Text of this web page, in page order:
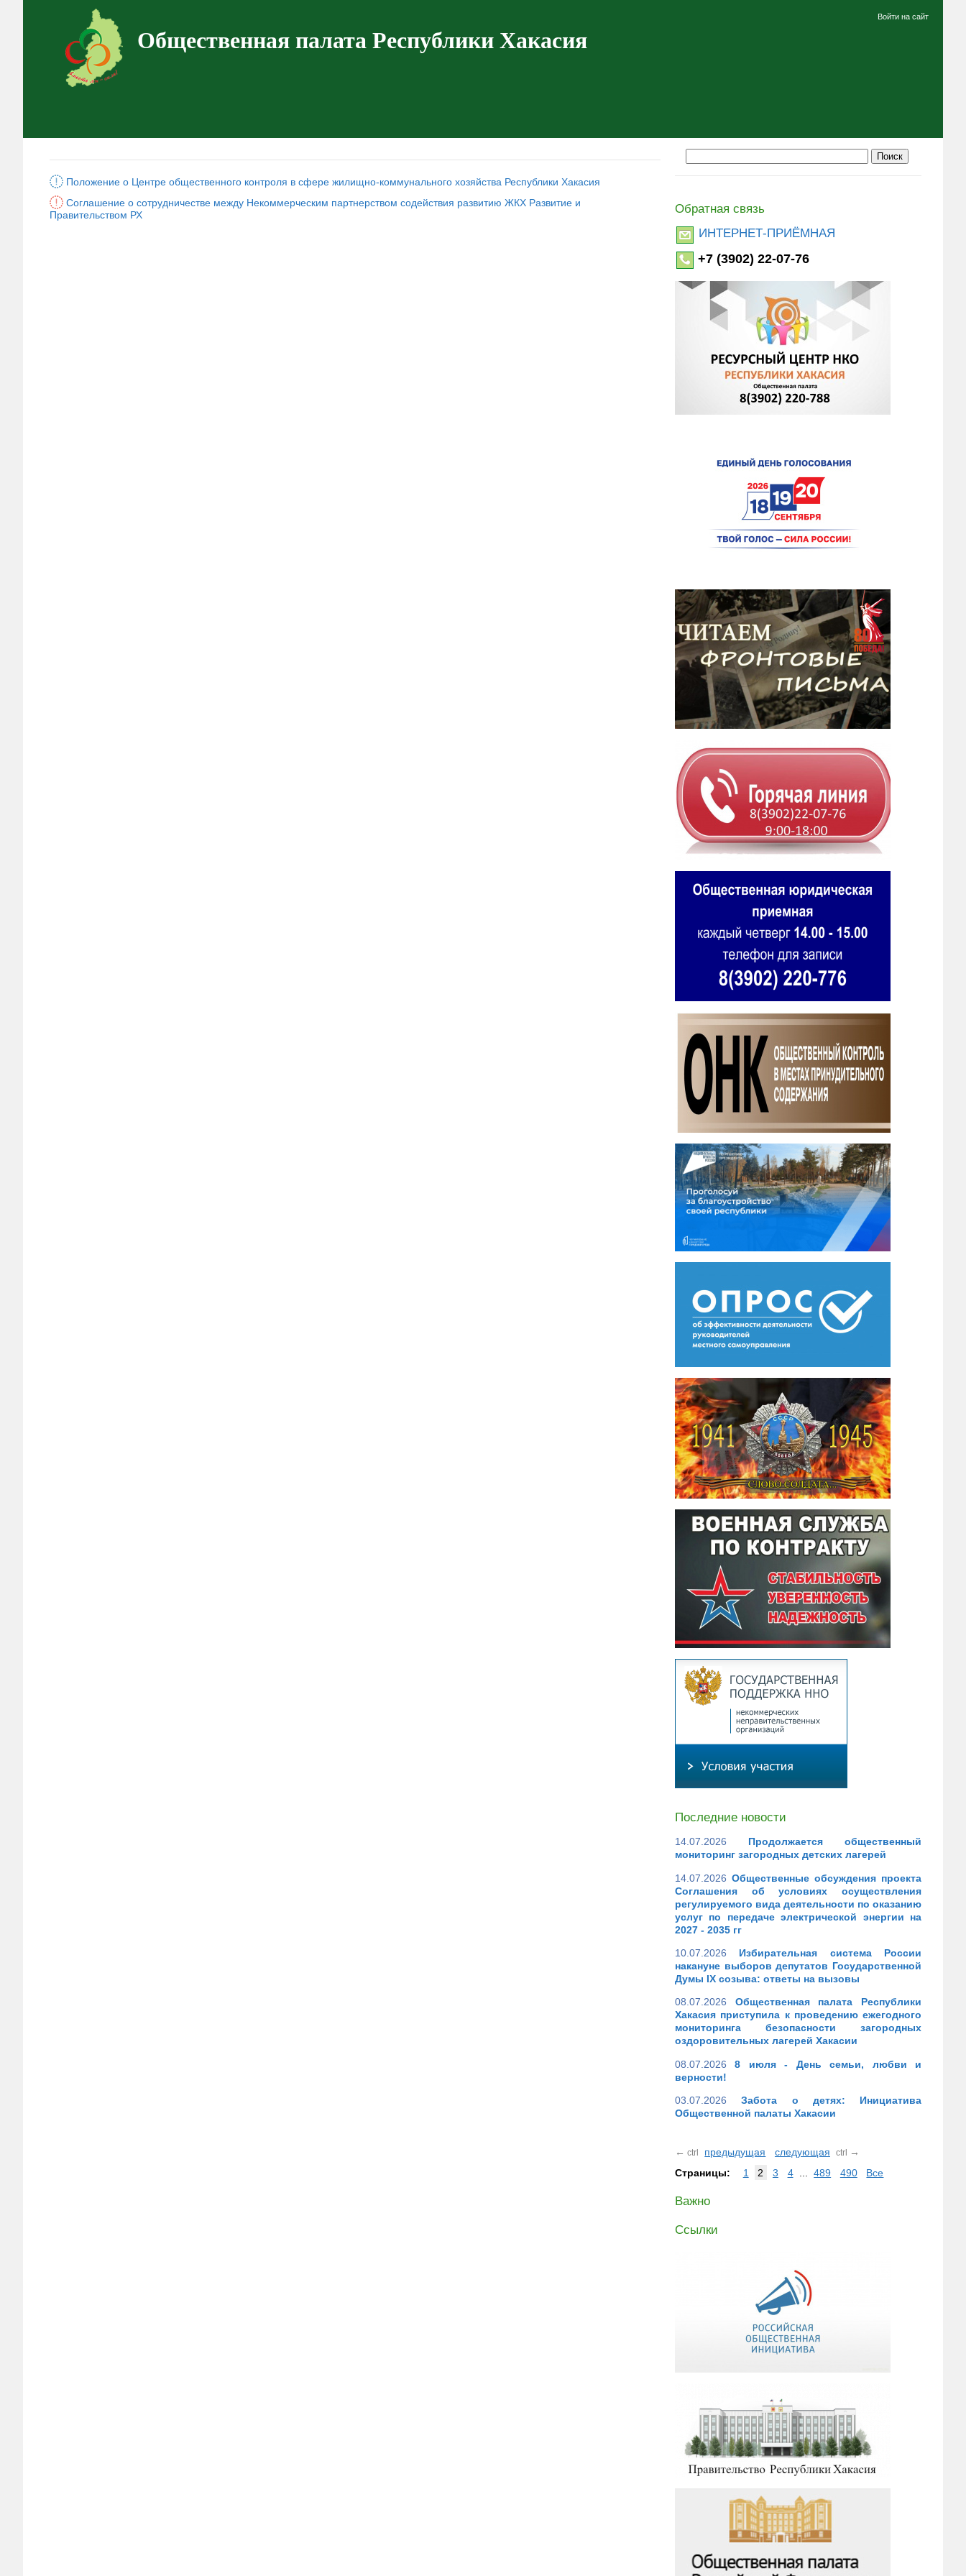
Общественная палата Республики Хакасия
Войти на сайт
Положение о Центре общественного контроля в сфере жилищно-коммунального хозяйства Республики Хакасия
Соглашение о сотрудничестве между Некоммерческим партнерством содействия развитию ЖКХ Развитие и
Правительством РХ
Обратная связь
ИНТЕРНЕТ-ПРИЁМНАЯ
+7 (3902) 22-07-76
Последние новости
14.07.2026
Продолжается общественный
мониторинг загородных детских лагерей
14.07.2026 Общественные обсуждения проекта
Соглашения об условиях осуществления
регулируемого вида деятельности по оказанию
услуг по передаче электрической энергии на
2027 - 2035 гг
10.07.2026
Избирательная система России
накануне выборов депутатов Государственной
Думы IX созыва: ответы на вызовы
08.07.2026
Общественная палата Республики
Хакасия приступила к проведению ежегодного
мониторинга безопасности загородных
оздоровительных лагерей Хакасии
08.07.2026
8 июля - День семьи, любви и
верности!
03.07.2026
Забота о детях: Инициатива
Общественной палаты Хакасии
← ctrl предыдущая следующая ctrl →
Страницы:
1 2 3 4 489 490 Все
Важно
Ссылки